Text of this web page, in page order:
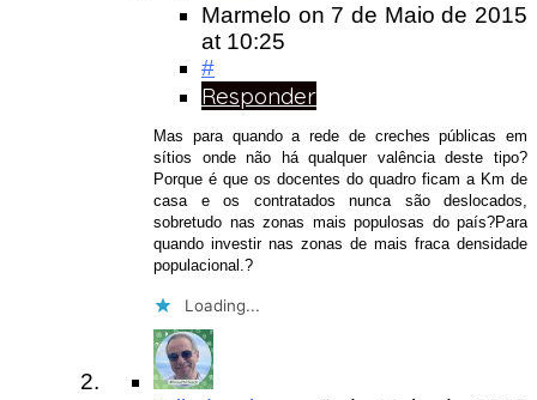
Marmelo on 7 de Maio de 2015
at 10:25
#
Responder
Mas para quando a rede de creches públicas em
sítios onde não há qualquer valência deste tipo?
Porque é que os docentes do quadro ficam a Km de
casa e os contratados nunca são deslocados,
sobretudo nas zonas mais populosas do país?Para
quando investir nas zonas de mais fraca densidade
populacional.?
Loading...